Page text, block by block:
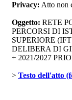
Privacy: Atto non
Oggetto: RETE
PERCORSI DI
SUPERIORE
DELIBERA DI
+ 2021/2027
> Testo dell'atto